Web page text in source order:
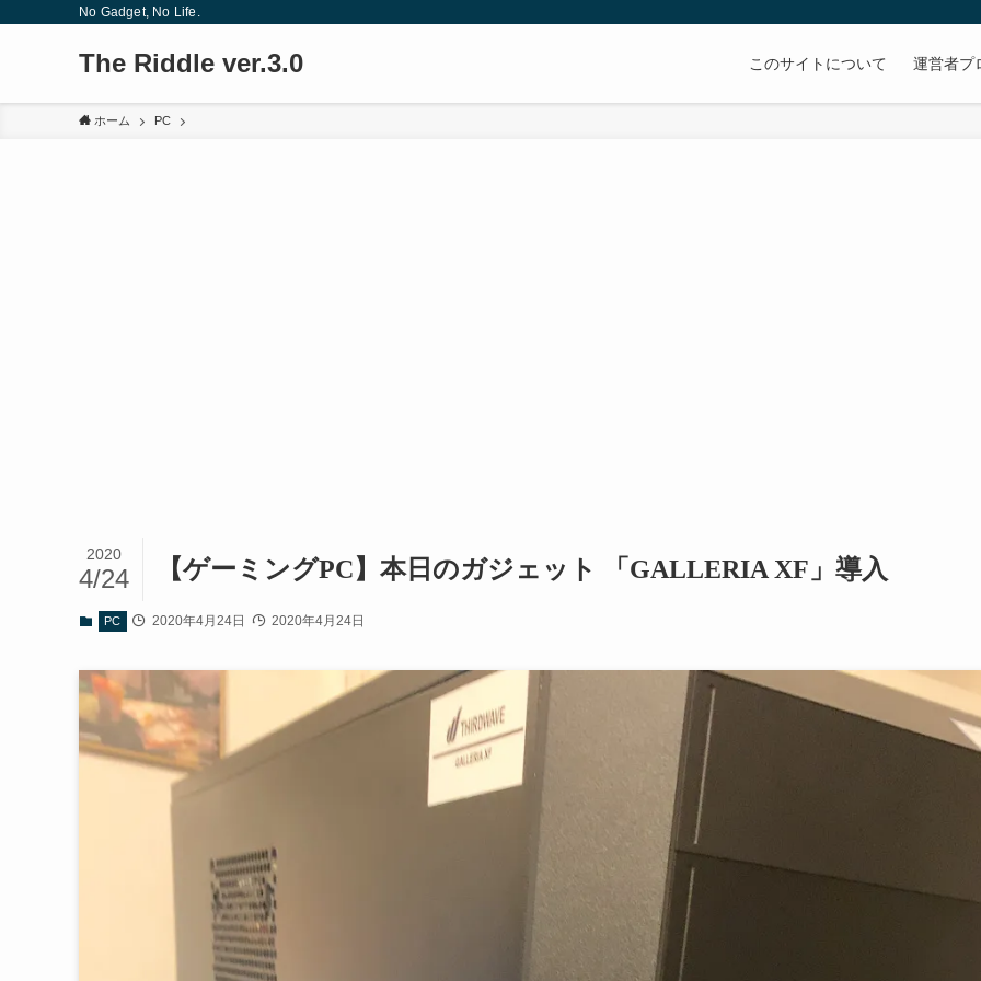
No Gadget, No Life.
The Riddle ver.3.0 このサイトについて 運営者プ
ホーム PC
【ゲーミングPC】本日のガジェット 「GALLERIA XF」導入
2020
4/24
PC 2020年4月24日 2020年4月24日